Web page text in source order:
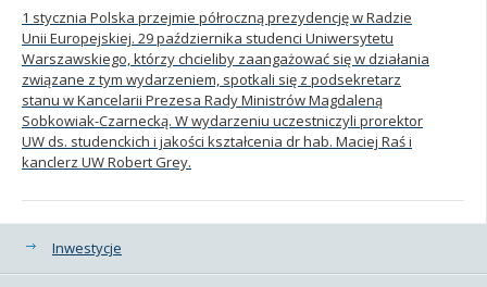
1 stycznia Polska przejmie półroczną prezydencję w Radzie
Unii Europejskiej. 29 października studenci Uniwersytetu
Warszawskiego, którzy chcieliby zaangażować się w działania
związane z tym wydarzeniem, spotkali się z podsekretarz
stanu w Kancelarii Prezesa Rady Ministrów Magdaleną
Sobkowiak-Czarnecką. W wydarzeniu uczestniczyli prorektor
UW ds. studenckich i jakości kształcenia dr hab. Maciej Raś i
kanclerz UW Robert Grey.
Kategorie
Inwestycje